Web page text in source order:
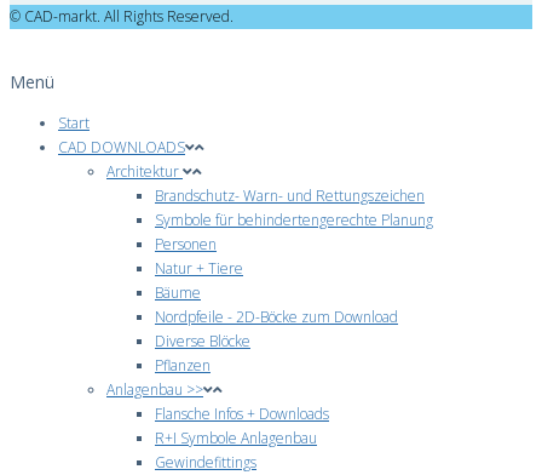
© CAD-markt. All Rights Reserved.
Menü
Start
CAD DOWNLOADS
Architektur
Brandschutz- Warn- und Rettungszeichen
Symbole für behindertengerechte Planung
Personen
Natur + Tiere
Bäume
Nordpfeile - 2D-Böcke zum Download
Diverse Blöcke
Pflanzen
Anlagenbau >>
Flansche Infos + Downloads
R+I Symbole Anlagenbau
Gewindefittings